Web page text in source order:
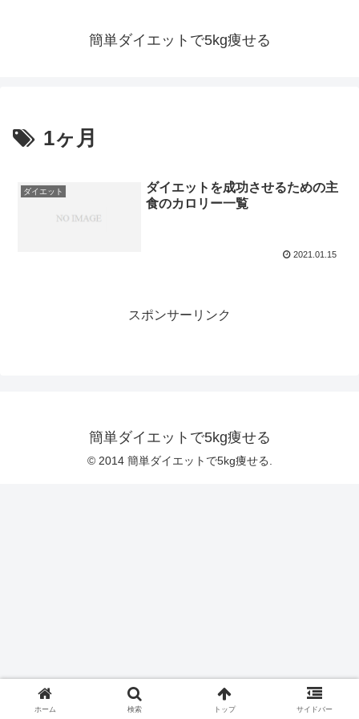
簡単ダイエットで5kg痩せる
1ヶ月
ダイエット
ダイエットを成功させるための主
食のカロリー一覧
2021.01.15
スポンサーリンク
簡単ダイエットで5kg痩せる
© 2014 簡単ダイエットで5kg痩せる.
ホーム 検索 トップ サイドバー